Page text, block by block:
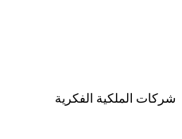
شركات الملكية الفكرية